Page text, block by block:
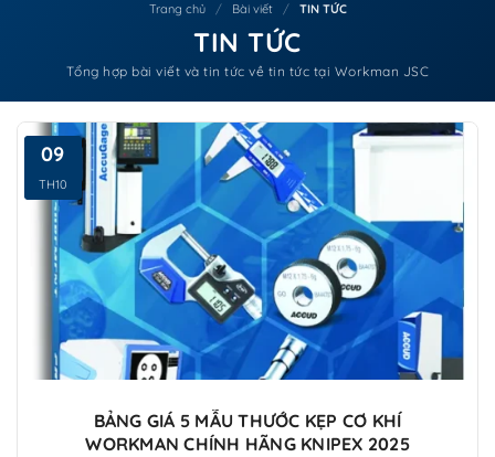
Trang chủ / Bài viết / TIN TỨC
TIN TỨC
Tổng hợp bài viết và tin tức về tin tức tại Workman JSC
BẢNG GIÁ 5 MẪU THƯỚC KẸP CƠ KHÍ
WORKMAN CHÍNH HÃNG KNIPEX 2025
09
TH10